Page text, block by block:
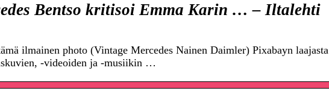
Bentso kritisoi Emma Karin … – Iltalehti
ilmainen photo (Vintage Mercedes Nainen Daimler) Pixabayn laajasta
-videoiden ja -musiikin …